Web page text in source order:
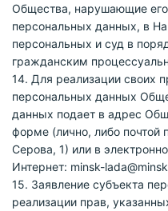
Общества, нарушающие
персональных данных, в
персональных и суд в
гражданским
14. Для реализации своих
персональных данных
данных подает в адрес
форме (лично, либо почтой
Серова, 1) или в
Интернет: minsk-
15. Заявление субъекта
реализации прав,